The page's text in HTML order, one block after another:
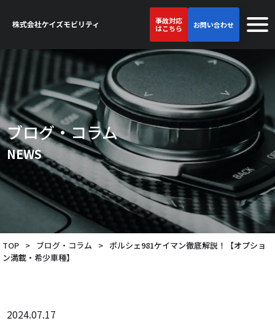
事故対応
はこちら
お問い合わせ
ブログ・コラム
NEWS
TOP > ブログ・コラム > ポルシェ981ケイマン徹底解説！【オプショ
ン満載・希少車種】
2024.07.17